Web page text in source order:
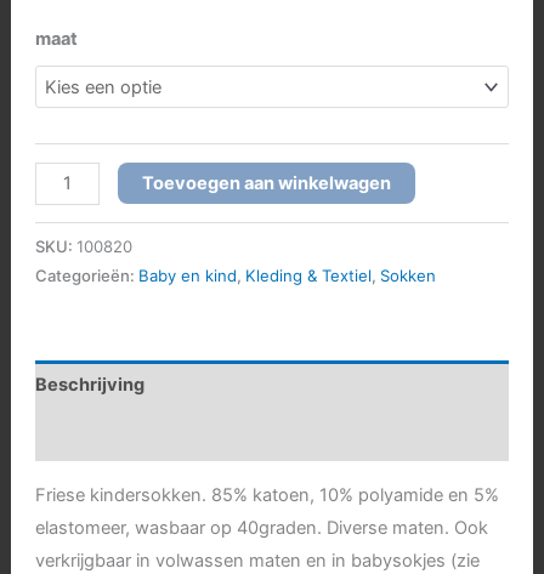
maat
Friese
sokken
kinder
aantal
Toevoegen aan winkelwagen
SKU: 100820
Categorieën: Baby en kind, Kleding & Textiel, Sokken
Beschrijving
Friese kindersokken. 85% katoen, 10% polyamide en 5%
elastomeer, wasbaar op 40graden. Diverse maten. Ook
verkrijgbaar in volwassen maten en in babysokjes (zie